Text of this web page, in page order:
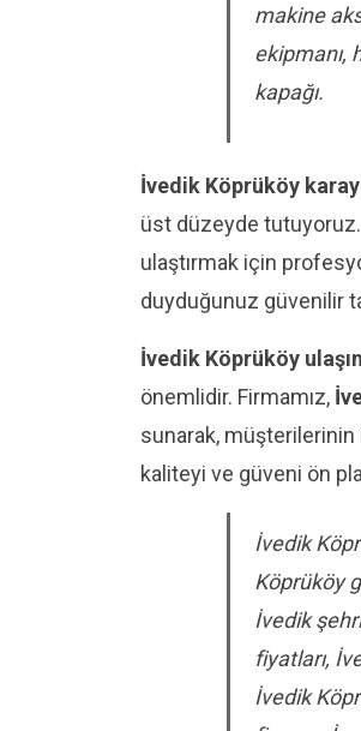
makine
ekipmanı,
kapağı.
İvedik Köprüköy
üst düzeyde
ulaştırmak için
duyduğunuz güvenilir
İvedik Köprüköy
önemlidir. Firmamız,
sunarak, müşterilerinin
kaliteyi ve güveni ön
İvedik
Köprüköy
İvedik
fiyatları,
İvedik